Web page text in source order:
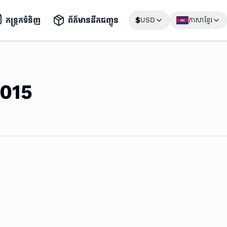
កន្រ្តកទំនិញ ព័ត៌មានដឹកជញ្ជូន $USD ភាសាខ្មែរ